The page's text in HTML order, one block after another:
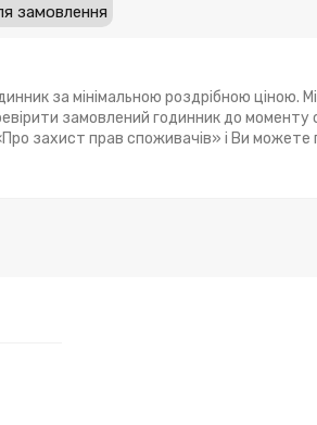
замовлення
за мінімальною роздрібною ціною.
замовлений годинник до моменту
захист прав споживачів» і Ви